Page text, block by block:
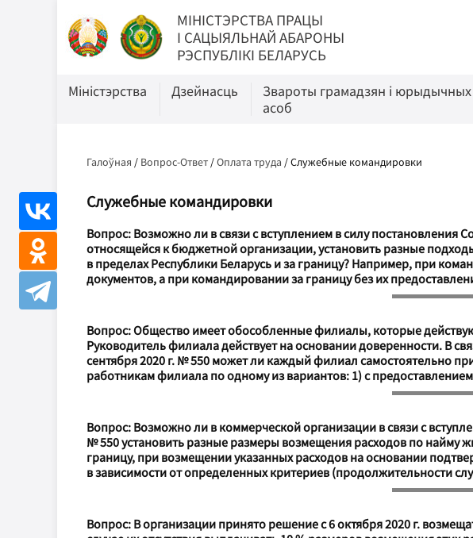
МIНIСТЭРСТВА ПРАЦЫ
I САЦЫЯЛЬНАЙ АБАРОНЫ
РЭСПУБЛІКІ БЕЛАРУСЬ
Міністэрства Дзейнасць
Звароты грамадзян і юрыдычных
асоб
Галоўная / Вопрос-Ответ /Оплата труда /Служебные командировки
Служебные командировки
Вопрос: Возможно ли в связи с вступлением в силу постановления
относящейся к бюджетной организации, установить разные
в пределах Республики Беларусь и за границу? Например, при
документов, а при командировании за границу без их
Вопрос: Общество имеет обособленные филиалы, которые
Руководитель филиала действует на основании доверенности. В
сентября 2020 г. № 550 может ли каждый филиал самостоятельно
работникам филиала по одному из вариантов: 1) с
Вопрос: Возможно ли в коммерческой организации в связи с
№ 550 установить разные размеры возмещения расходов по найму
границу, при возмещении указанных расходов на основании
в зависимости от определенных критериев (продолжительности
Вопрос: В организации принято решение с 6 октября 2020 г.